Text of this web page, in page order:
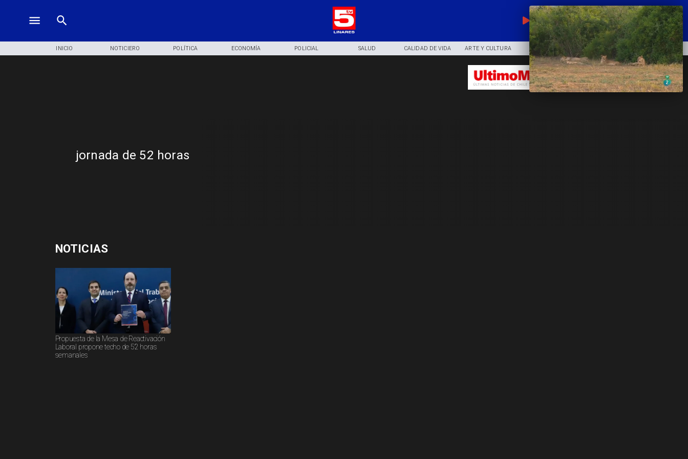
EN VIVO
INICIO NOTICIERO POLÍTICA ECONOMÍA POLICIAL SALUD CALIDAD DE VIDA ARTE Y CULTURA COMUNIDAD DEPORTES
jornada de 52 horas
NOTICIAS
Propuesta de la Mesa de Reactivación
Laboral propone techo de 52 horas
semanales